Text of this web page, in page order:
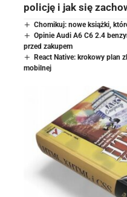
policję i jak się
Chomikuj: nowe książki,
Opinie Audi A6 C6 2.4
przed zakupem
React Native: krokowy plan
mobilnej